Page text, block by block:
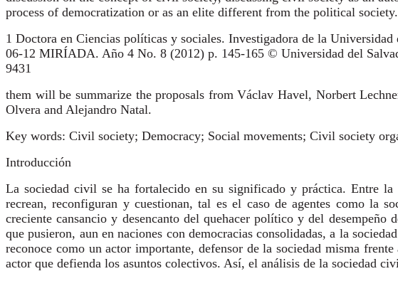
process of democratization or as an elite different from the political
1 Doctora en Ciencias políticas y sociales. Investigadora de la
06-12 MIRÍADA. Año 4 No. 8 (2012) p. 145-165 © Universidad del
9431
them will be summarize the proposals from Václav Havel, Norbert
Olvera and Alejandro Natal.
Key words: Civil society; Democracy; Social movements; Civil society
Introducción
La sociedad civil se ha fortalecido en su significado y práctica. Entre la
recrean, reconfiguran y cuestionan, tal es el caso de agentes como la
creciente cansancio y desencanto del quehacer político y del desempeño
que pusieron, aun en naciones con democracias consolidadas, a la
reconoce como un actor importante, defensor de la sociedad misma
actor que defienda los asuntos colectivos. Así, el análisis de la sociedad